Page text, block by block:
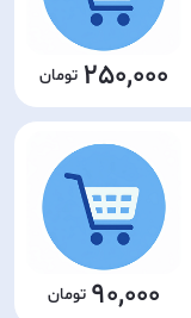
250,000
90,000